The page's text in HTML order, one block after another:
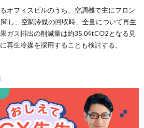
オフィスビルのうち、空調機で主にフロン
し、空調冷媒の回収時、全量について再生
ガス排出の削減量は約35.04tCO2となる見
再生冷媒を採用することも検討する。